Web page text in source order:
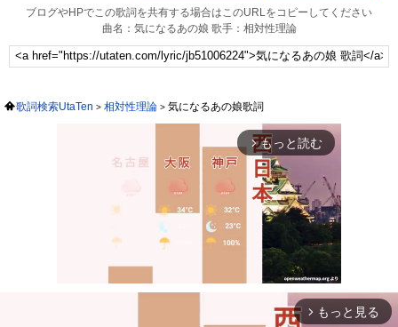
ブログやHPでこの歌詞を共有する場合はこのURLをコピーしてください
曲名：気になるあの娘 歌手：相対性理論
歌詞検索UtaTen 相対性理論 気になるあの娘歌詞
arrow_forward_ios もっと読む
arrow_forward_ios もっと見る